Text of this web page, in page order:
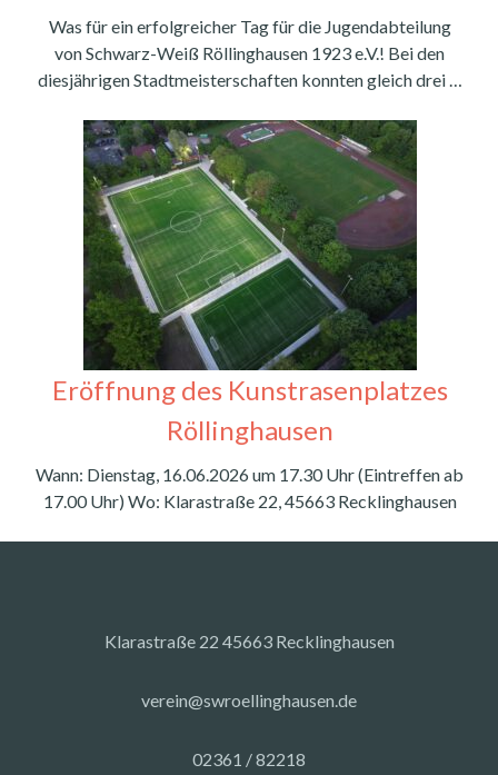
Was für ein erfolgreicher Tag für die Jugendabteilung
von Schwarz-Weiß Röllinghausen 1923 e.V.! Bei den
diesjährigen Stadtmeisterschaften konnten gleich drei …
Eröffnung des Kunstrasenplatzes
Röllinghausen
Wann: Dienstag, 16.06.2026 um 17.30 Uhr (Eintreffen ab
17.00 Uhr) Wo: Klarastraße 22, 45663 Recklinghausen
Klarastraße 22 45663 Recklinghausen
verein@swroellinghausen.de
02361 / 82218